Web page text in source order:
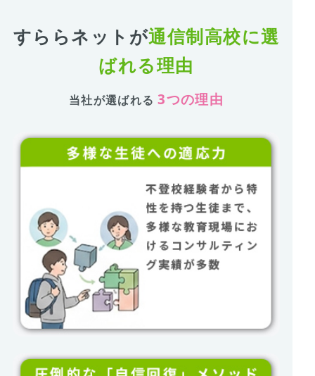
すららネットが通信制高校に選
ばれる理由
当社が選ばれる3つの理由